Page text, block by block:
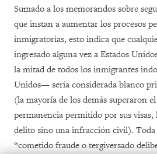
Sumado a los memorandos sobre
que instan a aumentar los procesos
inmigratorias, esto indica que
ingresado alguna vez a Estados
la mitad de todos los inmigrantes
Unidos— sería considerada blanco
(la mayoría de los demás superaron
permanencia permitido por sus
delito sino una infracción civil). Toda
“cometido fraude o tergiversado